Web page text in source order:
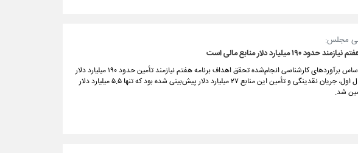
مجلس:
میلیارد دلار منابع مالی است
وزیر نفت اظهار کرد: براساس برآوردهای کارشناسی انجام‌شده تحقق اهداف برنامه هفتم نیازمند تأمین حدود ۱۹۰ میلیارد دلار
منابع مالی است. در سال اول، جریان نقدینگی و تأمین این منابع ۲۷ میلیارد دلار پیش‌بینی شده بود که تنها ۵.۵ میلیارد دلار